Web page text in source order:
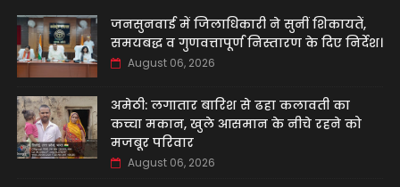
जनसुनवाई में जिलाधिकारी ने सुनीं शिकायतें,
समयबद्ध व गुणवत्तापूर्ण निस्तारण के दिए निर्देश।
August 06, 2026
अमेठी: लगातार बारिश से ढहा कलावती का
कच्चा मकान, खुले आसमान के नीचे रहने को
मजबूर परिवार
August 06, 2026